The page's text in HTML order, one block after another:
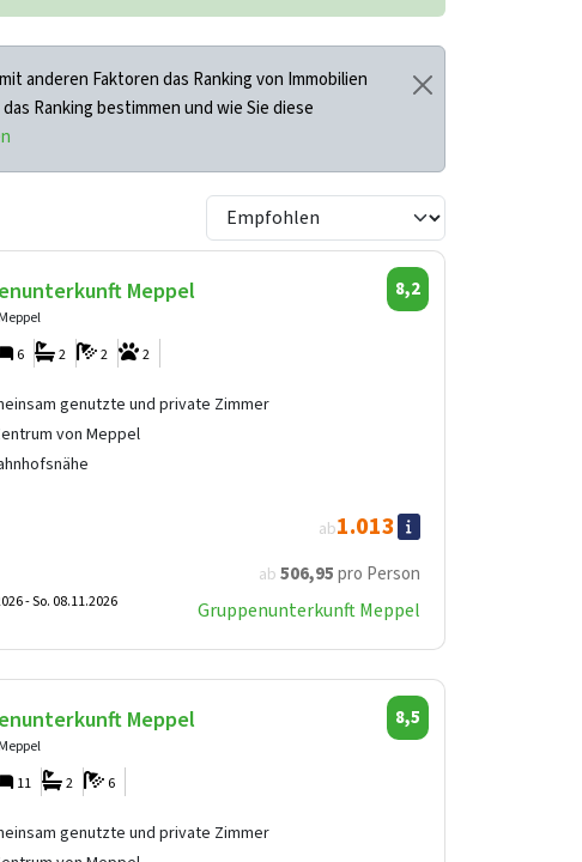
anderen Faktoren das Ranking von Immobilien
Ranking bestimmen und wie Sie diese
Meppel 8,2
2
2
2
6
genutzte und private Zimmer
von Meppel
ab 506,95pro Person
ab1.013
-So. 08.11.2026 Gruppenunterkunft Meppel
Meppel 8,5
6
2
11
genutzte und private Zimmer